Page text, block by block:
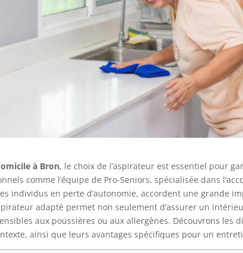
à Bron, le choix de l’aspirateur est essentiel pour
comme l’équipe de Pro-Seniors, spécialisée dans
individus en perte d’autonomie, accordent une grande
adapté permet non seulement d’assurer un
aux poussières ou aux allergènes. Découvrons les
ainsi que leurs avantages spécifiques pour un